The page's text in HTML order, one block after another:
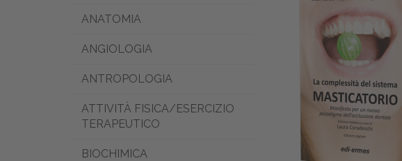
ANATOMIA
ANGIOLOGIA
ANTROPOLOGIA
ATTIVITÀ FISICA/ESERCIZIO
TERAPEUTICO
BIOCHIMICA